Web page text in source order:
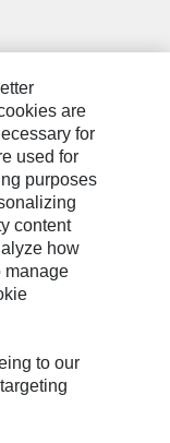
are
for
used for
purposes
content
how
manage
to our